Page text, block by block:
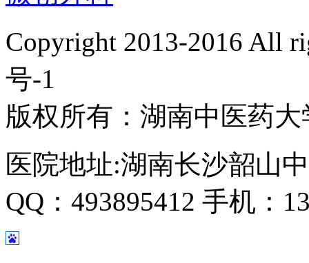
Copyright 2013-2016 All
号-1
版权所有：湖南中医药
医院地址:湖南长沙韶山
QQ：493895412 手机：